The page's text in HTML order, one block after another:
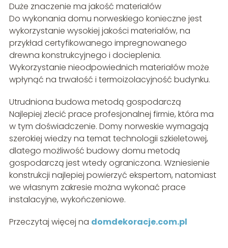
Duże znaczenie ma jakość materiałów
Do wykonania domu norweskiego konieczne jest
wykorzystanie wysokiej jakości materiałów, na
przykład certyfikowanego impregnowanego
drewna konstrukcyjnego i docieplenia.
Wykorzystanie nieodpowiednich materiałów może
wpłynąć na trwałość i termoizolacyjność budynku.
Utrudniona budowa metodą gospodarczą
Najlepiej zlecić prace profesjonalnej firmie, która ma
w tym doświadczenie. Domy norweskie wymagają
szerokiej wiedzy na temat technologii szkieletowej,
dlatego możliwość budowy domu metodą
gospodarczą jest wtedy ograniczona. Wzniesienie
konstrukcji najlepiej powierzyć ekspertom, natomiast
we własnym zakresie można wykonać prace
instalacyjne, wykończeniowe.
Przeczytaj więcej na domdekoracje.com.pl